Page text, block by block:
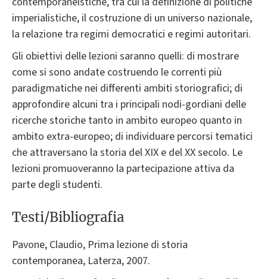
imperialistiche, il costruzione di un universo nazionale,
la relazione tra regimi democratici e regimi autoritari.
Gli obiettivi delle lezioni saranno quelli: di mostrare
come si sono andate costruendo le correnti più
paradigmatiche nei differenti ambiti storiografici; di
approfondire alcuni tra i principali nodi-gordiani delle
ricerche storiche tanto in ambito europeo quanto in
ambito extra-europeo; di individuare percorsi tematici
che attraversano la storia del XIX e del XX secolo. Le
lezioni promuoveranno la partecipazione attiva da
parte degli studenti.
Testi/Bibliografia
Pavone, Claudio, Prima lezione di storia
contemporanea, Laterza, 2007.